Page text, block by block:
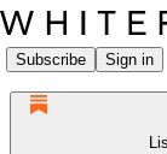
Subscribe Sign in